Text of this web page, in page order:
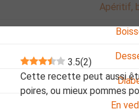
Apéritif,
En
3.5(2)
Cette recette peut aussi
poires, ou mieux pommes